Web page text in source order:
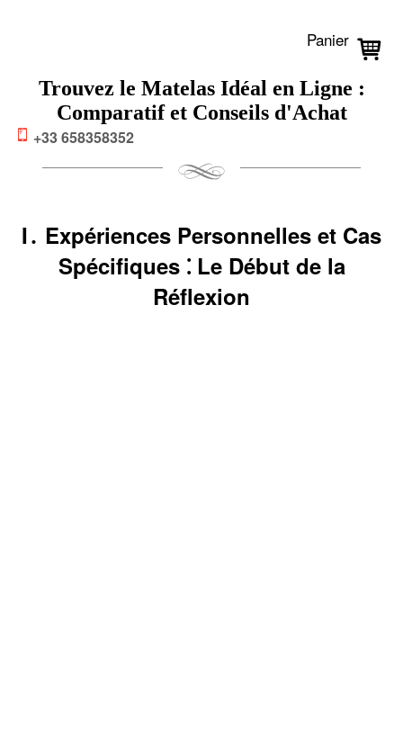
+33 658358352
Panier
Trouvez le Matelas Idéal en Ligne :
Comparatif et Conseils d'Achat
I․ Expériences Personnelles et Cas
Spécifiques ⁚ Le Début de la
Réflexion